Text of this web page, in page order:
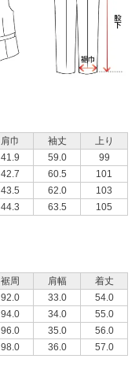
肩巾 袖丈
上り
41.9 59.0
99
42.7 60.5
101
43.5 62.0
103
44.3 63.5 105
裾周 肩幅
着丈
92.0 33.0
54.0
94.0 34.0
55.0
96.0 35.0
56.0
98.0 36.0 57.0